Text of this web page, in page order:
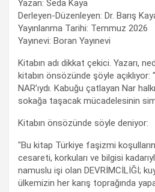
Yazan: Seda Kaya
Derleyen-Düzenleyen: Dr. Barış
Yayınlanma Tarihi: Temmuz 2026
Yayınevi: Boran Yayınevi
Kitabın adı dikkat çekici. Yazarı,
kitabın önsözünde şöyle açıklıyor:
NAR’ıydı. Kabuğu çatlayan Nar
sokağa taşacak mücadelesinin
Kitabın önsözünde söyle deniyor:
"Bu kitap Türkiye faşizmi
cesareti, korkuları ve bilgisi
namuslu işi olan DEVRİMCİLİĞİ;
ülkemizin her karış toprağında